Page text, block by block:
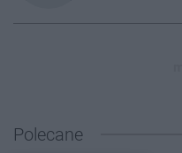
Polecane